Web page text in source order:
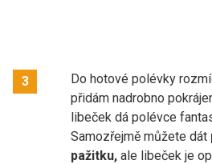
3 Do hotové polévky
přidám nadrobno
libeček dá polévce
Samozřejmě můžete dát
pažitku, ale libeček je